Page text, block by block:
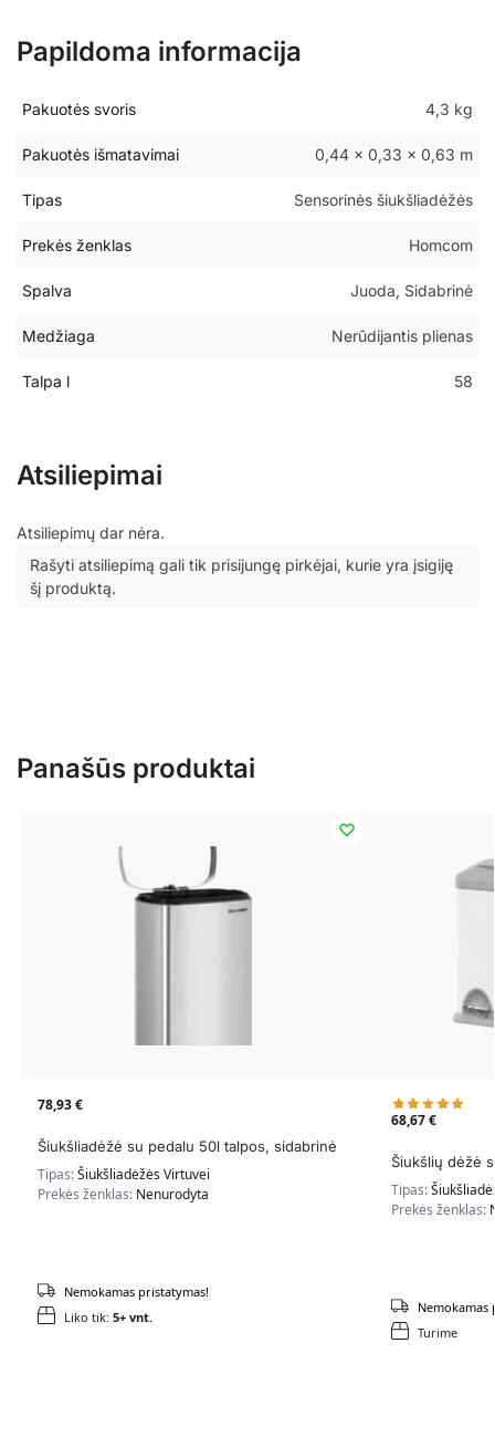
Papildoma informacija
Pakuotės svoris 4,3 kg
Pakuotės išmatavimai 0,44 × 0,33 × 0,63 m
Tipas Sensorinės šiukšliadėžės
Prekės ženklas Homcom
Spalva Juoda, Sidabrinė
Medžiaga Nerūdijantis plienas
Talpa l 58
Atsiliepimai
Atsiliepimų dar nėra.
Rašyti atsiliepimą gali tik prisijungę pirkėjai, kurie yra įsigiję
šį produktą.
Panašūs produktai
78,93€
Šiukšliadėžė su pedalu 50l talpos, sidabrinė
Tipas:Šiukšliadėžės Virtuvei
Prekės ženklas: Nenurodyta
Liko tik: 5+ vnt.
Nemokamas pristatymas!
68,67€
Šiukšlių dėžė
Tipas:
Prekės ženklas:
Turime
Nemokamas